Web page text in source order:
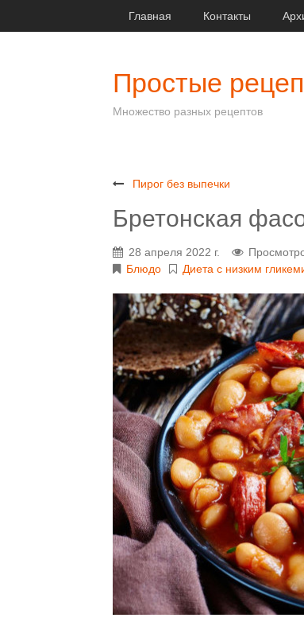
Главная Контакты
Простые
Множество разных рецептов
Пирог без выпечки
Бретонская
28 апреля 2022 г.
Блюдо
Диета с низким